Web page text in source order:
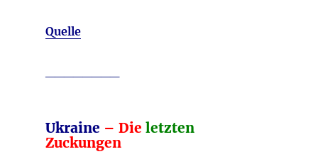
Quelle
Ukraine – Die letzten
Zuckungen